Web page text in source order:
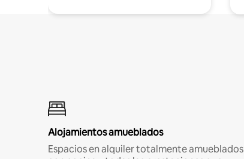
Alojamientos amueblados
Espacios en alquiler totalmente amueblados